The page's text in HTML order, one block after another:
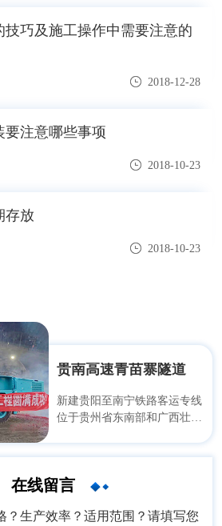
技巧及施工操作中需要注意的
2018-12-28
要注意哪些事项
2018-10-23
存放
2018-10-23
贵南高速青苗寨隧道
新建贵阳至南宁铁路客运专线
位于贵州省东南部和广西壮族
山、武鸣等地，止于广西壮族
350 公里/小时，线路全长533
在线留言
？生产效率？适用范围？请填写您